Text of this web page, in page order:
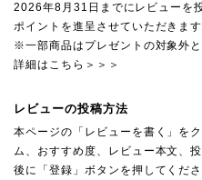
2026年8月31日までにレビューを
ポイントを進呈させていただきます
※一部商品はプレゼントの対象外と
詳細はこちら＞＞＞
レビューの投稿方法
本ページの「レビューを書く」を
ム、おすすめ度、レビュー本文、
後に「登録」ボタンを押してくださ